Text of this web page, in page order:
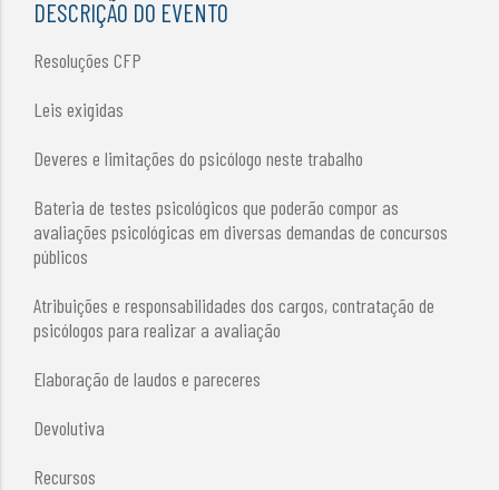
DESCRIÇÃO DO EVENTO
Resoluções CFP
Leis exigidas
Deveres e limitações do psicólogo neste trabalho
Bateria de testes psicológicos que poderão compor as
avaliações psicológicas em diversas demandas de concursos
públicos
Atribuições e responsabilidades dos cargos, contratação de
psicólogos para realizar a avaliação
Elaboração de laudos e pareceres
Devolutiva
Recursos